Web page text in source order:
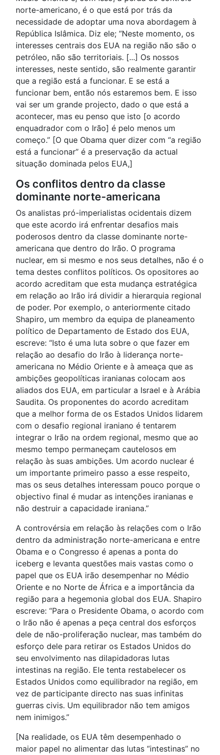
norte-americano, é o que está por trás da
necessidade de adoptar uma nova abordagem à
República Islâmica. Diz ele; “Neste momento, os
interesses centrais dos EUA na região não são o
petróleo, não são territoriais. [...] Os nossos
interesses, neste sentido, são realmente garantir
que a região está a funcionar. E se está a
funcionar bem, então nós estaremos bem. E isso
vai ser um grande projecto, dado o que está a
acontecer, mas eu penso que isto [o acordo
enquadrador com o Irão] é pelo menos um
começo.” [O que Obama quer dizer com “a região
está a funcionar” é a preservação da actual
situação dominada pelos EUA,]
Os conflitos dentro da classe
dominante norte-americana
Os analistas pró-imperialistas ocidentais dizem
que este acordo irá enfrentar desafios mais
poderosos dentro da classe dominante norte-
americana que dentro do Irão. O programa
nuclear, em si mesmo e nos seus detalhes, não é o
tema destes conflitos políticos. Os opositores ao
acordo acreditam que esta mudança estratégica
em relação ao Irão irá dividir a hierarquia regional
de poder. Por exemplo, o anteriormente citado
Shapiro, um membro da equipa de planeamento
político de Departamento de Estado dos EUA,
escreve: “Isto é uma luta sobre o que fazer em
relação ao desafio do Irão à liderança norte-
americana no Médio Oriente e à ameaça que as
ambições geopolíticas iranianas colocam aos
aliados dos EUA, em particular a Israel e à Arábia
Saudita. Os proponentes do acordo acreditam
que a melhor forma de os Estados Unidos lidarem
com o desafio regional iraniano é tentarem
integrar o Irão na ordem regional, mesmo que ao
mesmo tempo permaneçam cautelosos em
relação às suas ambições. Um acordo nuclear é
um importante primeiro passo a esse respeito,
mas os seus detalhes interessam pouco porque o
objectivo final é mudar as intenções iranianas e
não destruir a capacidade iraniana.”
A controvérsia em relação às relações com o Irão
dentro da administração norte-americana e entre
Obama e o Congresso é apenas a ponta do
iceberg e levanta questões mais vastas como o
papel que os EUA irão desempenhar no Médio
Oriente e no Norte de África e a importância da
região para a hegemonia global dos EUA. Shapiro
escreve: “Para o Presidente Obama, o acordo com
o Irão não é apenas a peça central dos esforços
dele de não-proliferação nuclear, mas também do
esforço dele para retirar os Estados Unidos do
seu envolvimento nas dilapidadoras lutas
intestinas na região. Ele tenta restabelecer os
Estados Unidos como equilibrador na região, em
vez de participante directo nas suas infinitas
guerras civis. Um equilibrador não tem amigos
nem inimigos.”
[Na realidade, os EUA têm desempenhado o
maior papel no alimentar das lutas “intestinas” no